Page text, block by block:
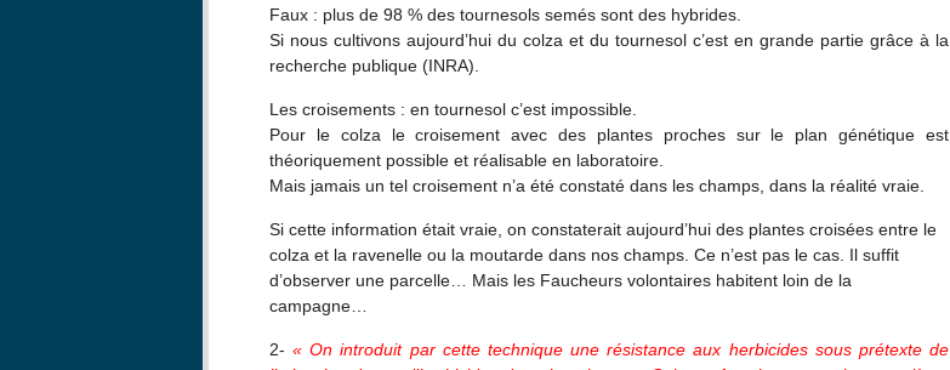
Faux : plus de 98 % des tournesols semés sont des hybrides.
Si nous cultivons aujourd’hui du colza et du tournesol c’est en grande partie grâce à la
recherche publique (INRA).
Les croisements : en tournesol c’est impossible.
Pour le colza le croisement avec des plantes proches sur le plan génétique est
théoriquement possible et réalisable en laboratoire.
Mais jamais un tel croisement n’a été constaté dans les champs, dans la réalité vraie.
Si cette information était vraie, on constaterait aujourd’hui des plantes croisées entre le
colza et la ravenelle ou la moutarde dans nos champs. Ce n’est pas le cas. Il suffit
d’observer une parcelle… Mais les Faucheurs volontaires habitent loin de la
campagne…
2-« On introduit par cette technique une résistance aux herbicides sous prétexte de